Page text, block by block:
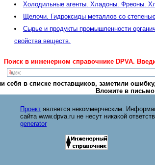
Холодильные агенты. Хладоны. Фреоны.
Щелочи. Гидроксиды металлов со
Сырье и продукты промышленности
свойства веществ.
Поиск в инженерном справочнике DPVA.
себя в списке поставщиков, заметили
Вложите в
Проект является некоммерческим.
сайта www.dpva.ru не несут никакой
generator